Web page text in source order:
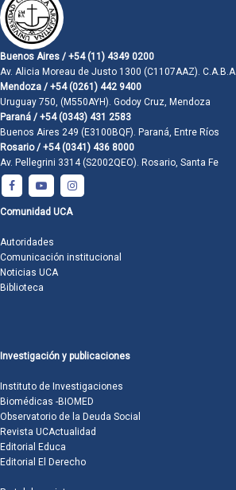
Buenos Aires / +54 (11) 4349 0200
Av. Alicia Moreau de Justo 1300 (C1107AAZ). C.A.B.A.
Mendoza / +54 (0261) 442 9400
Uruguay 750, (M550AYH). Godoy Cruz, Mendoza
Paraná / +54 (0343) 431 2583
Buenos Aires 249 (E3100BQF). Paraná, Entre Ríos
Rosario / +54 (0341) 436 8000
Av. Pellegrini 3314 (S2002QEO). Rosario, Santa Fe
Comunidad UCA
Autoridades
Comunicación institucional
Noticias UCA
Biblioteca
Investigación y publicaciones
Instituto de Investigaciones
Biomédicas -BIOMED
Observatorio de la Deuda Social
Revista UCActualidad
Editorial Educa
Editorial El Derecho